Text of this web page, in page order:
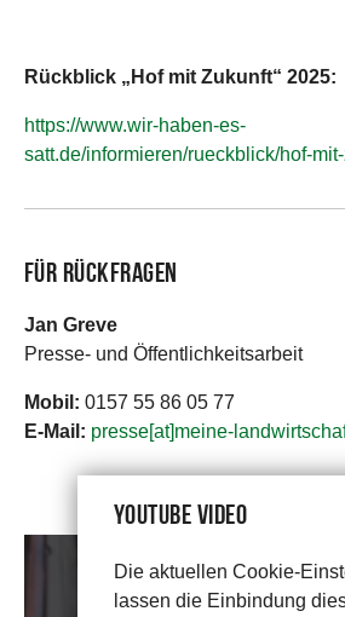
Rückblick „Hof mit Zukunft“ 2025:
https://www.wir-haben-es-
satt.de/informieren/rueckblick/hof-
Für Rückfragen
Jan Greve
Presse- und Öffentlichkeitsarbeit
Mobil: 0157 55 86 05 77
E-Mail: presse[at]meine-
YouTube Video
Die aktuellen Cookie-
lassen die Einbindung